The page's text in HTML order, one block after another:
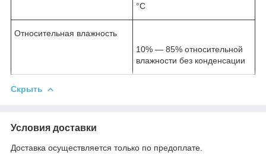
°С
Относительная влажность
10% — 85% относительной
влажности без конденсации
Скрыть
Условия доставки
Доставка осуществляется только по предоплате.